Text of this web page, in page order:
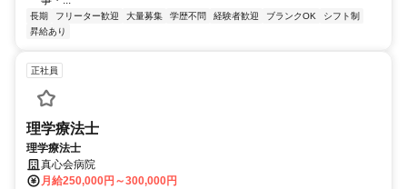
長期 フリーター歓迎 大量募集 学歴不問 経験者歓迎 ブランクOK
シフト制
昇給あり
正社員
理学療法士
理学療法士
真心会病院
月給250,000円～300,000円